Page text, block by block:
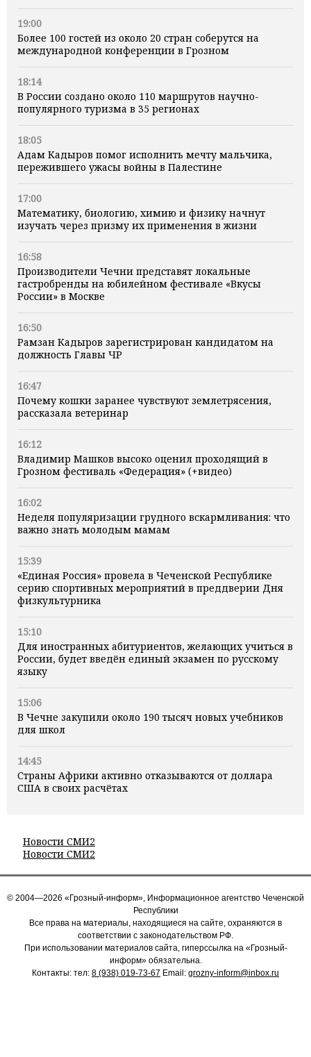
19:00
Более 100 гостей из около 20 стран соберутся на
международной конференции в Грозном
18:14
В России создано около 110 маршрутов научно-
популярного туризма в 35 регионах
18:05
Адам Кадыров помог исполнить мечту мальчика,
пережившего ужасы войны в Палестине
17:00
Математику, биологию, химию и физику начнут
изучать через призму их применения в жизни
16:58
Производители Чечни представят локальные
гастробренды на юбилейном фестивале «Вкусы
России» в Москве
16:50
Рамзан Кадыров зарегистрирован кандидатом на
должность Главы ЧР
16:47
Почему кошки заранее чувствуют землетрясения,
рассказала ветеринар
16:12
Владимир Машков высоко оценил проходящий в
Грозном фестиваль «Федерация» (+видео)
16:02
Неделя популяризации грудного вскармливания: что
важно знать молодым мамам
15:39
«Единая Россия» провела в Чеченской Республике
серию спортивных мероприятий в преддверии Дня
физкультурника
15:10
Для иностранных абитуриентов, желающих учиться в
России, будет введён единый экзамен по русскому
языку
15:06
В Чечне закупили около 190 тысяч новых учебников
для школ
14:45
Страны Африки активно отказываются от доллара
США в своих расчётах
Новости СМИ2
Новости СМИ2
© 2004—2026 «Грозный-информ», Информационное агентство Чеченской
Республики
Все права на материалы, находящиеся на сайте, охраняются в
соответствии с законодательством РФ.
При использовании материалов сайта, гиперссылка на «Грозный-
информ» обязательна.
Контакты: тел: 8 (938) 019-73-67 Email: grozny-inform@inbox.ru